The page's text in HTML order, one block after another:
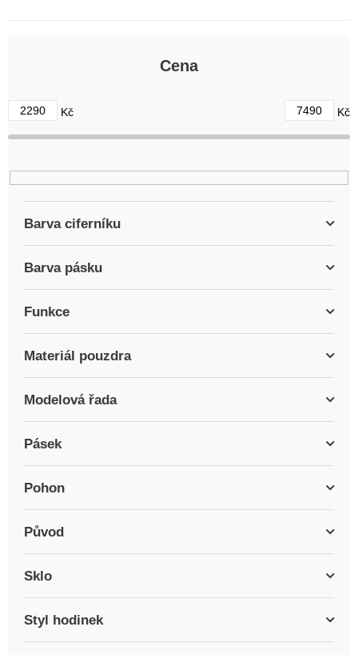
d
u
k
ů
Cena
2290 Kč 7490 Kč
Barva ciferníku
Barva pásku
Funkce
Materiál pouzdra
Modelová řada
Pásek
Pohon
Původ
Sklo
Styl hodinek